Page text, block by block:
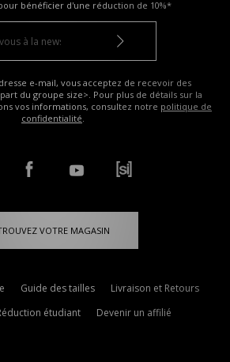
bénéficier d'une réduction de 10%*
e-mail, vous acceptez de recevoir des
du groupe size>. Pour plus de détails sur la
vos informations, consultez notre politique de
confidentialité.
VOTRE MAGASIN
Guide des tailles
Livraison et Retours
étudiant Devenir un affilié